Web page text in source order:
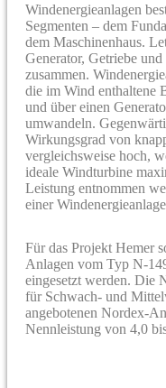
Windenergieanlagen
Segmenten – dem
dem Maschinenhaus.
Generator, Getriebe
zusammen.
die im Wind enthaltene
und über einen
umwandeln.
Wirkungsgrad von
vergleichsweise hoch,
ideale Windturbine
Leistung entnommen
einer
Für das Projekt Hemer
Anlagen vom Typ N-
eingesetzt werden. Die
für Schwach- und
angebotenen Nordex-
Nennleistung von 4,0